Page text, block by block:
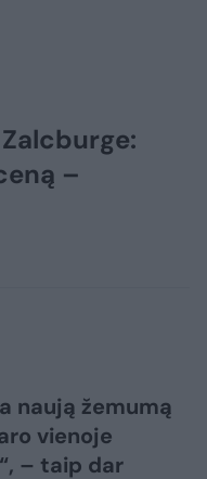
–
naują žemumą
vienoje
– taip dar